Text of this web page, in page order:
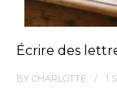
Écrire des
BY CHARLOTTE 1